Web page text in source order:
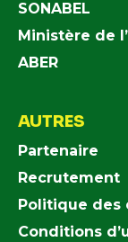
SONABEL
Ministère de
ABER
AUTRES
Partenaire
Recrutement
Politique des
Conditions